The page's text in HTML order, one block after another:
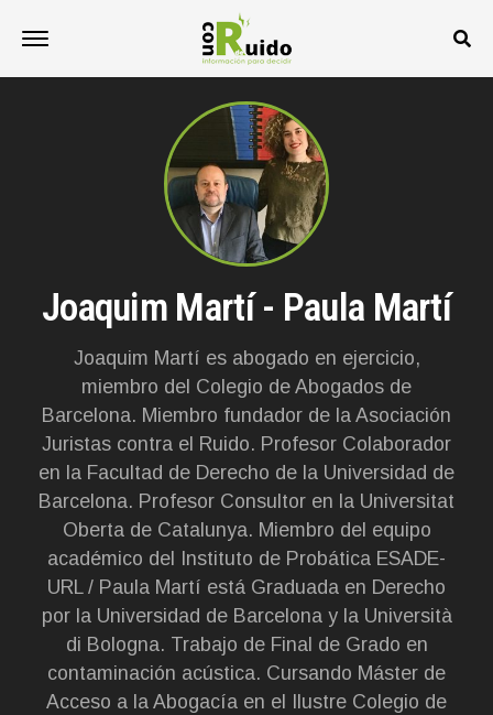
Joaquim Martí - Paula Martí
Joaquim Martí es abogado en ejercicio,
miembro del Colegio de Abogados de
Barcelona. Miembro fundador de la Asociación
Juristas contra el Ruido. Profesor Colaborador
en la Facultad de Derecho de la Universidad de
Barcelona. Profesor Consultor en la Universitat
Oberta de Catalunya. Miembro del equipo
académico del Instituto de Probática ESADE-
URL / Paula Martí está Graduada en Derecho
por la Universidad de Barcelona y la Università
di Bologna. Trabajo de Final de Grado en
contaminación acústica. Cursando Máster de
Acceso a la Abogacía en el Ilustre Colegio de